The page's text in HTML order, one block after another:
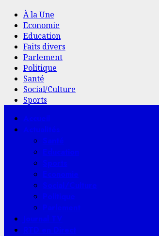
À la Une
Economie
Education
Faits divers
Parlement
Politique
Santé
Social/Culture
Sports
Menu
principal
Accueil
Actualités
Santé
Education
Sports
Economie
Social/Culture
Politique
Parlement
Journal TV
RTD en Direct